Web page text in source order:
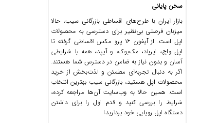
سخن پایانی
بازار ایران با طرح‌های اقساطی بازرگانی سیب، حالا
میزبان فرصتی بی‌نظیر برای دسترسی به محصولات
اپل است. از آیفون ۱۶ پرو مکس اقساطی گرفته تا
اپل واچ، ایرپاد، مک‌بوک، و آیپد، همه با شرایطی
آسان و بدون نیاز به ضامن در دسترس شما هستند.
اگر به دنبال تجربه‌ای مطمئن و لذت‌بخش از خرید
محصولات اپل هستید، بازرگانی سیب بهترین انتخاب
است. همین حالا به وب‌سایت آن‌ها مراجعه کرده،
شرایط را بررسی کنید و قدم اول را برای داشتن
دستگاه اپل رویایی خود بردارید!